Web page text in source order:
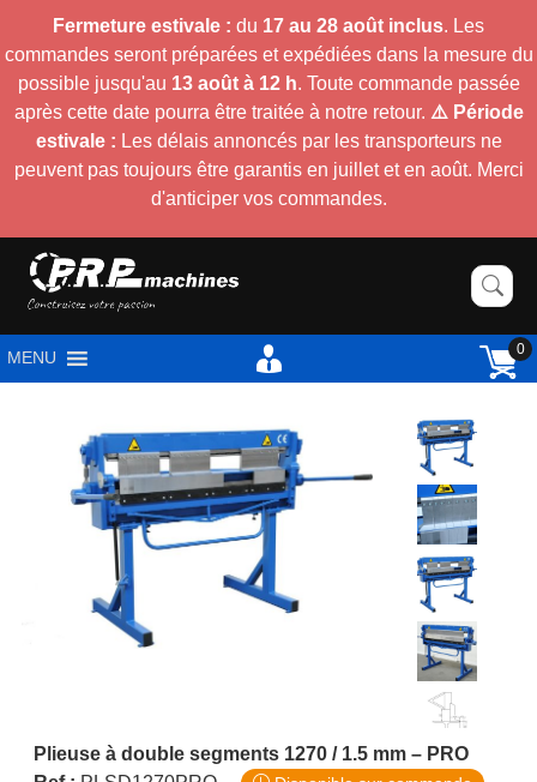
Fermeture estivale : du 17 au 28 août inclus. Les
commandes seront préparées et expédiées dans la mesure du
possible jusqu'au 13 août à 12 h. Toute commande passée
après cette date pourra être traitée à notre retour. ⚠️ Période
estivale : Les délais annoncés par les transporteurs ne
peuvent pas toujours être garantis en juillet et en août. Merci
d'anticiper vos commandes.
MENU 0
Plieuse à double segments 1270 / 1.5 mm – PRO